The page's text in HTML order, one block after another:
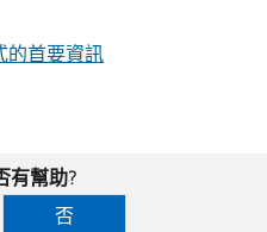
的首要資訊
有幫助?
否